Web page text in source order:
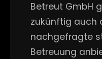
Betreut GmbH
zukünftig auch
nachgefragte
Betreuung